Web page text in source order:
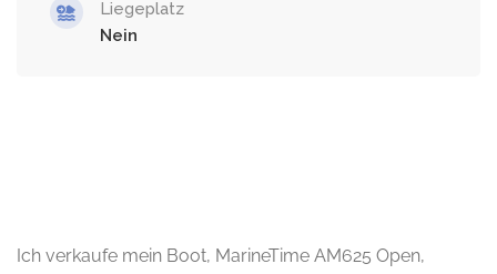
Liegeplatz
Nein
Ich verkaufe mein Boot, MarineTime AM625 Open,